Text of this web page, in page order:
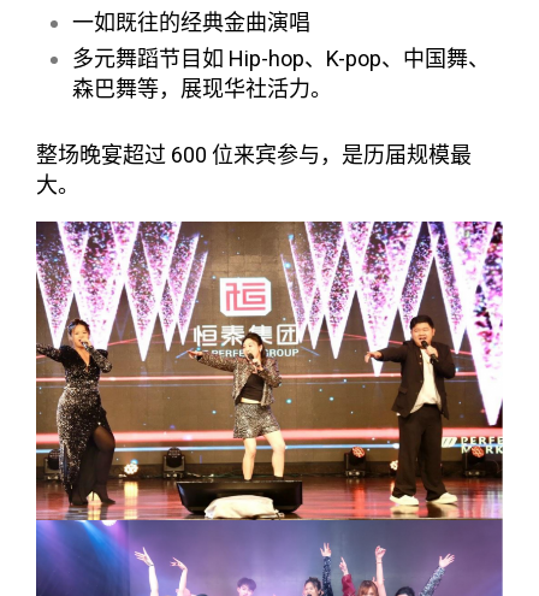
一如既往的经典金曲演唱
多元舞蹈节目如 Hip-hop、K-pop、中国舞、
森巴舞等，展现华社活力。
整场晚宴超过 600 位来宾参与，是历届规模最
大。